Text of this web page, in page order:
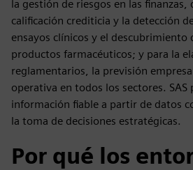
la gestión de riesgos en las finanzas,
calificación crediticia y la detección
ensayos clínicos y el descubrimiento
productos farmacéuticos; y para la
reglamentarios, la previsión
operativa en todos los sectores. SAS
información fiable a partir de datos
la toma de decisiones estratégicas.
Por qué los